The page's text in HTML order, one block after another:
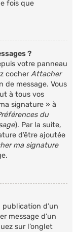
fois que
?
votre panneau
cocherAttacher
de message. Vous
à tous vos
signature » à
du
). Par la suite,
d’être ajoutée
ma signature
d’un
message d’un
sur l’onglet